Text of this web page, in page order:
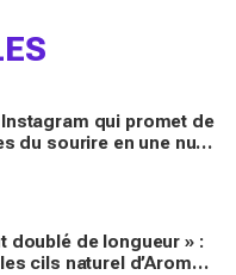
qui promet de
du sourire en une nuit
doublé de longueur » :
cils naturel d’Aroma-